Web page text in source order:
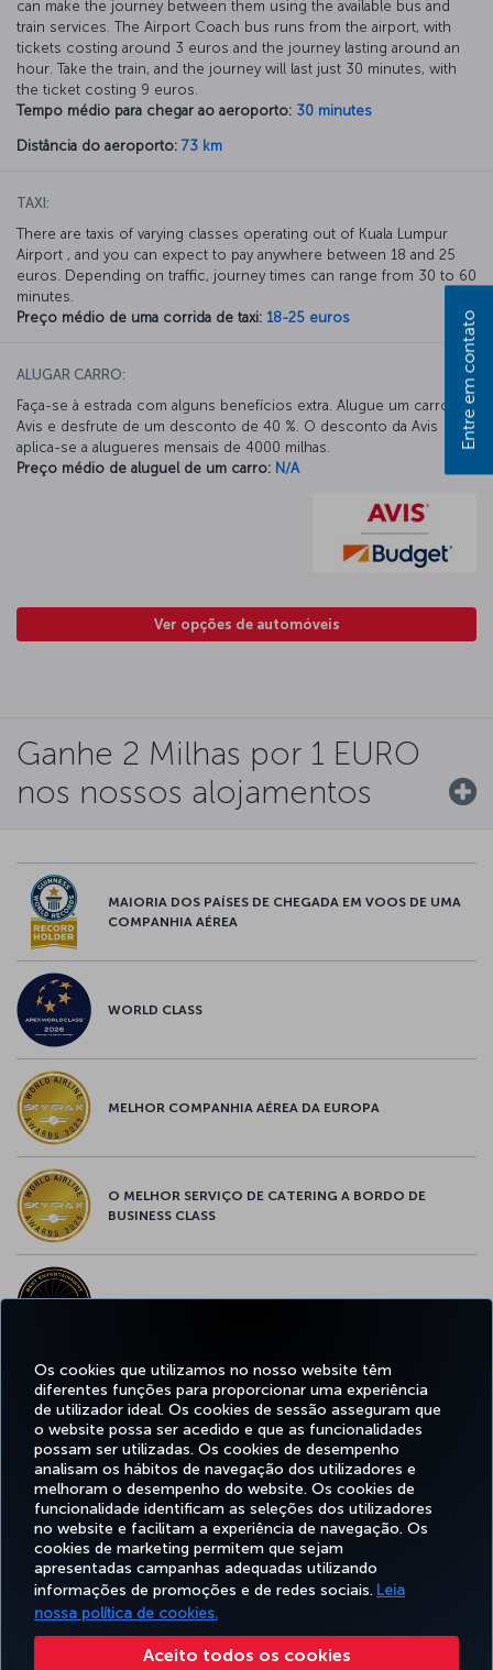
Os cookies que utilizamos no nosso website têm
diferentes funções para proporcionar uma experiência
de utilizador ideal. Os cookies de sessão asseguram que
o website possa ser acedido e que as funcionalidades
possam ser utilizadas. Os cookies de desempenho
analisam os hábitos de navegação dos utilizadores e
melhoram o desempenho do website. Os cookies de
funcionalidade identificam as seleções dos utilizadores
no website e facilitam a experiência de navegação. Os
cookies de marketing permitem que sejam
apresentadas campanhas adequadas utilizando
informações de promoções e de redes sociais. Leia
nossa política de cookies.
Aceito todos os cookies
can make the journey between them using the available bus and
train services. The Airport Coach bus runs from the airport, with
tickets costing around 3 euros and the journey lasting around an
hour. Take the train, and the journey will last just 30 minutes, with
the ticket costing 9 euros.
Tempo médio para chegar ao aeroporto: 30 minutes
Distância do aeroporto: 73 km
TAXI:
There are taxis of varying classes operating out of Kuala Lumpur
Airport , and you can expect to pay anywhere between 18 and 25
euros. Depending on traffic, journey times can range from 30 to 60
minutes.
Preço médio de uma corrida de taxi: 18-25 euros
ALUGAR CARRO:
Faça-se à estrada com alguns benefícios extra. Alugue um carro na
Avis e desfrute de um desconto de 40 %. O desconto da Avis
aplica-se a alugueres mensais de 4000 milhas.
Preço médio de aluguel de um carro: N/A
Ver opções de automóveis
Ganhe 2 Milhas por 1 EURO
nos nossos alojamentos
MAIORIA DOS PAÍSES DE CHEGADA EM VOOS DE UMA
COMPANHIA AÉREA
WORLD CLASS
MELHOR COMPANHIA AÉREA DA EUROPA
O MELHOR SERVIÇO DE CATERING A BORDO DE
BUSINESS CLASS
MELHOR ENTRETENIMENTO DA EUROPA
MELHOR WI-FI DA EUROPA
Facebook
TwitterInstagram
YouTubeLinkedIn
TiktokBlogue
RESERVAR&GERIR EXPERIENCIE OFERTAS&DESTINOS AJUDA
Entre em contato